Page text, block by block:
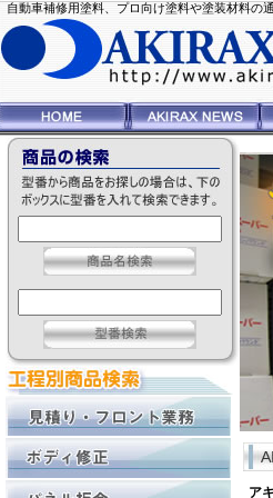
自動車補修用塗料、プロ向け塗料や塗装材料の
ア